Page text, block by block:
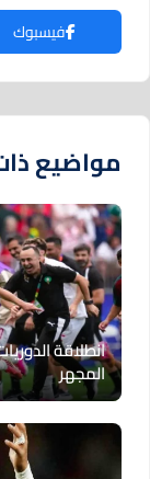
فيسبوك
مواضيع ذات
انطلاقة
المجهر